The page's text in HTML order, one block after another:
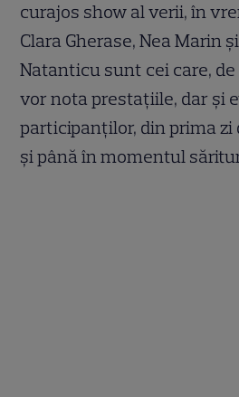
curajos show al verii, în
Clara Gherase, Nea Marin
Natanticu sunt cei care,
vor nota prestațiile, dar și
participanților, din prima
și până în momentul